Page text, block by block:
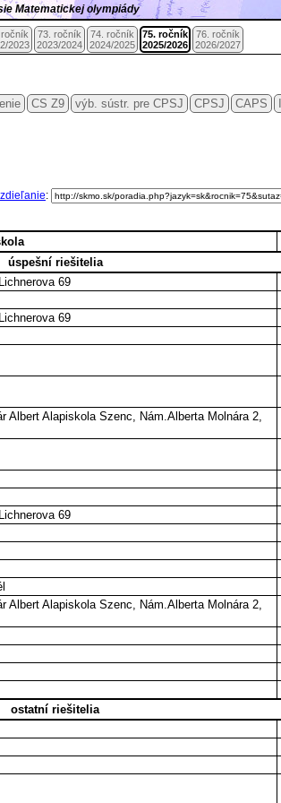
Matematickej olympiády
2023
73. ročník
2023/2024
74. ročník
2024/2025
75. ročník
2025/2026
76. ročník
2026/2027
CS Z9 výb. sústr. pre CPSJ CPSJ CAPS
:
úspešní riešitelia
69
69
Alapiskola Szenc, Nám.Alberta Molnára 2,
69
Alapiskola Szenc, Nám.Alberta Molnára 2,
ostatní riešitelia